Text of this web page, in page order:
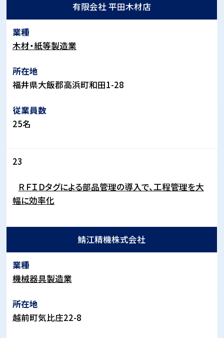
有限会社 平田木材店
木材・紙等製造業
福井県大飯郡高浜町和田1-28
25名
23
ＲＦＩＤタグによる部品管理の導入で、工程管理を大
幅に効率化
鯖江精機株式会社
機械器具製造業
越前町気比庄22-8